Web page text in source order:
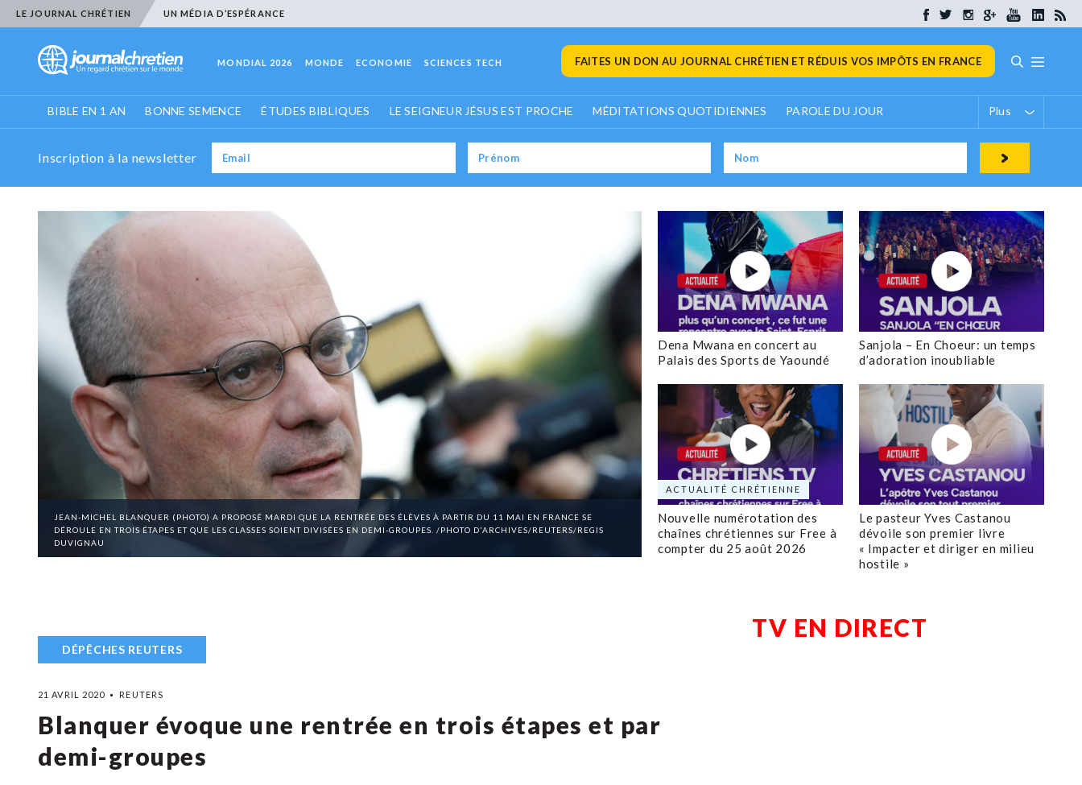
LE JOURNAL CHRÉTIEN UN MÉDIA D’ESPÉRANCE
MONDIAL 2026 MONDE ECONOMIE SCIENCES TECH FAITES UN DON AU JOURNAL CHRÉTIEN ET RÉDUIS VOS IMPÔTS EN FRANCE
BIBLE EN 1 AN BONNE SEMENCE ÉTUDES BIBLIQUES LE SEIGNEUR JÉSUS EST PROCHE MÉDITATIONS QUOTIDIENNES PAROLE DU JOUR Plus
Inscription à la newsletter
JEAN-MICHEL BLANQUER (PHOTO) A PROPOSÉ MARDI QUE LA RENTRÉE DES ÉLÈVES À PARTIR DU 11 MAI EN FRANCE SE
DÉROULE EN TROIS ÉTAPES ET QUE LES CLASSES SOIENT DIVISÉES EN DEMI-GROUPES. /PHOTO D'ARCHIVES/REUTERS/REGIS
DUVIGNAU
Dena Mwana en concert au
Palais des Sports de Yaoundé
Sanjola – En Choeur: un temps
d’adoration inoubliable
ACTUALITÉ CHRÉTIENNE
Nouvelle numérotation des
chaînes chrétiennes sur Free à
compter du 25 août 2026
Le pasteur Yves Castanou
dévoile son premier livre
« Impacter et diriger en milieu
hostile »
DÉPÊCHES REUTERS
21 AVRIL 2020 REUTERS
Blanquer évoque une rentrée en trois étapes et par
demi-groupes
TV EN DIRECT